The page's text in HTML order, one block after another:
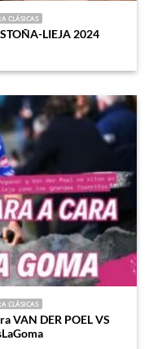
CLÁSICAS
LIEJA 2024
CLÁSICAS
VAN DER POEL VS